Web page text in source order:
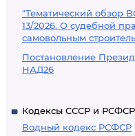
"Тематический обзор
13/2026. О судебной
самовольным
Постановление
НАД26
Кодексы СССР и РСФСР
Водный кодекс РСФСР